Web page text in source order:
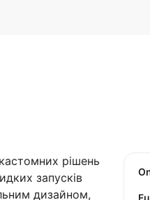
рішень
запусків
дизайном,